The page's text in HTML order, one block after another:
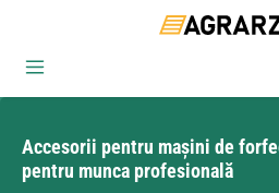
Sari la conținutul principal
Accesorii pentru mașini de
pentru munca profesională